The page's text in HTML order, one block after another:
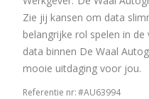
Personenauto's
Leasing
Schadeherstel
Tweewielers
Zie jij kansen om data
belangrijke rol spelen in
data binnen De Waal
mooie uitdaging voor jou.
Referentie nr:#AU63994